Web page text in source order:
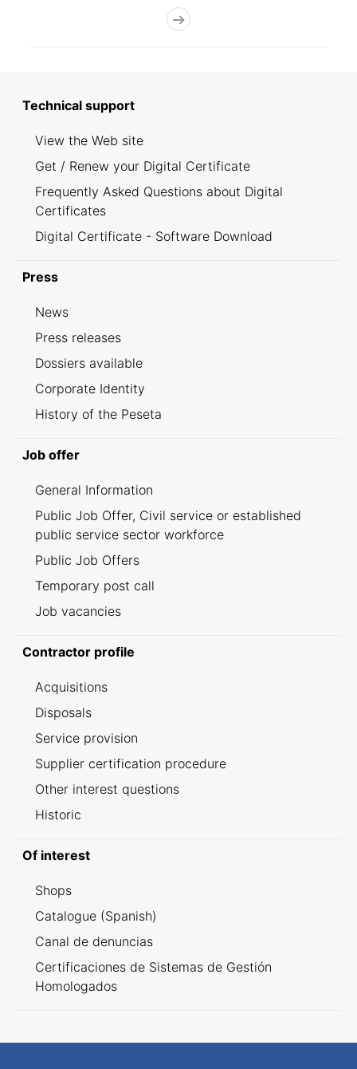
Technical support
View the Web site
Get / Renew your Digital Certificate
Frequently Asked Questions about Digital
Certificates
Digital Certificate - Software Download
Press
News
Press releases
Dossiers available
Corporate Identity
History of the Peseta
Job offer
General Information
Public Job Offer, Civil service or established
public service sector workforce
Public Job Offers
Temporary post call
Job vacancies
Contractor profile
Acquisitions
Disposals
Service provision
Supplier certification procedure
Other interest questions
Historic
Of interest
Shops
Catalogue (Spanish)
Canal de denuncias
Certificaciones de Sistemas de Gestión
Homologados